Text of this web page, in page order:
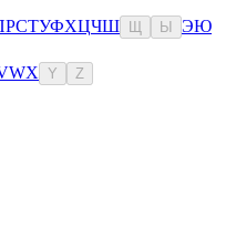
РСТУФХЦЧШ Ы ЭЮ
WX Y Z